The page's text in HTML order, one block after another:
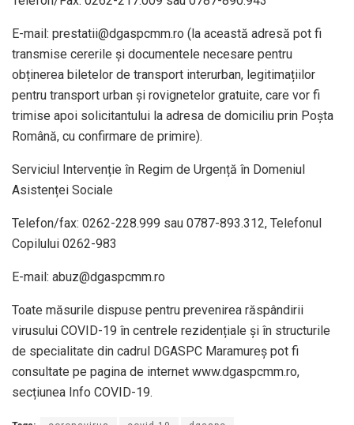
E-mail: prestatii@dgaspcmm.ro (la această adresă pot fi
transmise cererile și documentele necesare pentru
obținerea biletelor de transport interurban, legitimațiilor
pentru transport urban și rovignetelor gratuite, care vor fi
trimise apoi solicitantului la adresa de domiciliu prin Poșta
Română, cu confirmare de primire).
Serviciul Intervenție în Regim de Urgență în Domeniul
Asistenței Sociale
Telefon/fax: 0262-228.999 sau 0787-893.312, Telefonul
Copilului 0262-983
E-mail: abuz@dgaspcmm.ro
Toate măsurile dispuse pentru prevenirea răspândirii
virusului COVID-19 în centrele rezidențiale și în structurile
de specialitate din cadrul DGASPC Maramureș pot fi
consultate pe pagina de internet www.dgaspcmm.ro,
secțiunea Info COVID-19.